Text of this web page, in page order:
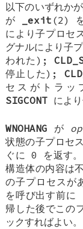
以下のいずれか
が
_exit (2)
により子プ
グナルにより子
われた);
停止した);
セスがトラ
SIGCONT によ
WNOHANG が
状態の子プロセ
ぐに 0 を返す
構造体の内容
の子プロセスが
を呼び出す前に
帰した後でこの
ックすればよい。